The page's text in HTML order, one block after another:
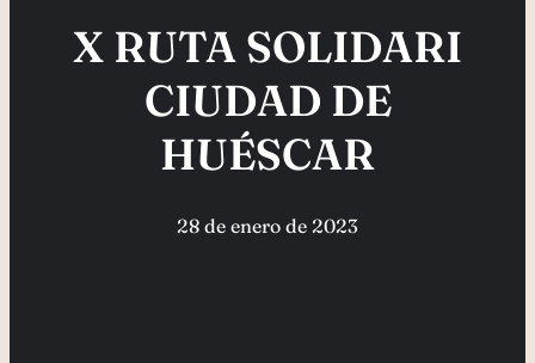
X RUTA SOLIDARI
CIUDAD DE
HUÉSCAR
28 de enero de 2023